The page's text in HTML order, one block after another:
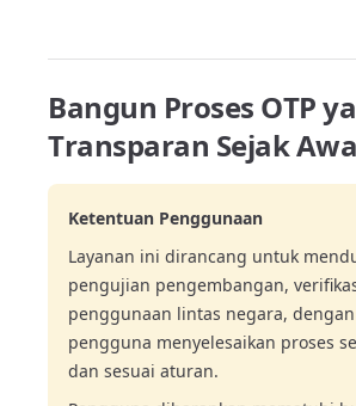
Bangun Proses OTP
Transparan Sejak
Ketentuan Penggunaan
Layanan ini dirancang untuk
pengujian pengembangan,
penggunaan lintas negara,
pengguna menyelesaikan proses
dan sesuai aturan.